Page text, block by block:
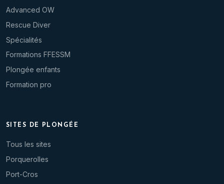
Advanced OW
Rescue Diver
Spécialités
Formations FFESSM
Plongée enfants
Formation pro
SITES DE PLONGÉE
Tous les sites
Porquerolles
Port-Cros